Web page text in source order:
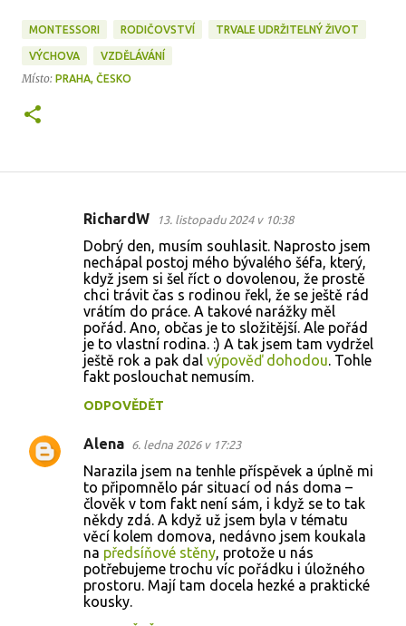
MONTESSORI RODIČOVSTVÍ TRVALE UDRŽITELNÝ ŽIVOT
VÝCHOVA VZDĚLÁVÁNÍ
Místo: PRAHA, ČESKO
e
RichardW 13. listopadu 2024 v 10:38
Dobrý den, musím souhlasit. Naprosto jsem
nechápal postoj mého bývalého šéfa, který,
když jsem si šel říct o dovolenou, že prostě
chci trávit čas s rodinou řekl, že se ještě rád
vrátím do práce. A takové narážky měl
pořád. Ano, občas je to složitější. Ale pořád
je to vlastní rodina. :) A tak jsem tam vydržel
ještě rok a pak dal výpověď dohodou. Tohle
fakt poslouchat nemusím.
ODPOVĚDĚT
Alena 6. ledna 2026 v 17:23
Narazila jsem na tenhle příspěvek a úplně mi
to připomnělo pár situací od nás doma –
člověk v tom fakt není sám, i když se to tak
někdy zdá. A když už jsem byla v tématu
věcí kolem domova, nedávno jsem koukala
na předsíňové stěny, protože u nás
potřebujeme trochu víc pořádku i úložného
prostoru. Mají tam docela hezké a praktické
kousky.